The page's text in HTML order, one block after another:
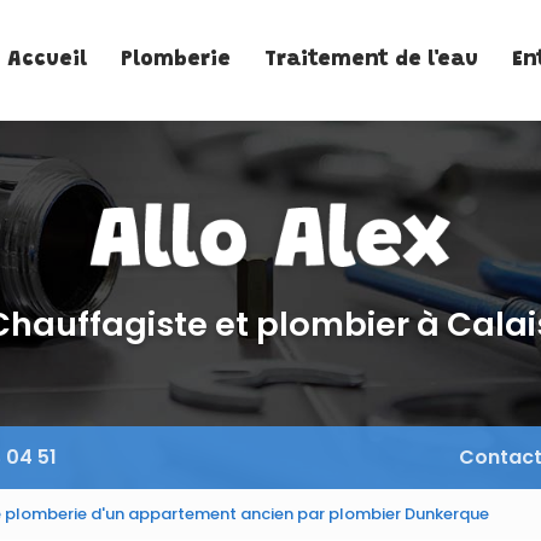
Accueil Plomberie Traitement de l'eau
et plombier à
51
plomberie d'un appartement ancien par plombier Dunkerque